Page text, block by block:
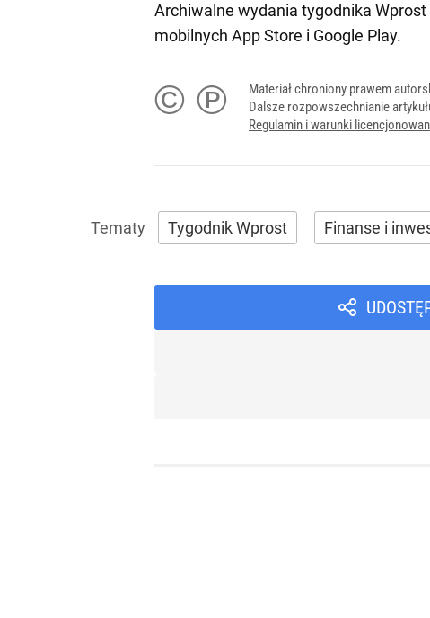
Archiwalne wydania tygodnika
mobilnych App Store i Google Play.
© ℗
Materiał chroniony prawem
Dalsze rozpowszechnianie
Regulamin i warunki
Tygodnik Wprost Finanse i